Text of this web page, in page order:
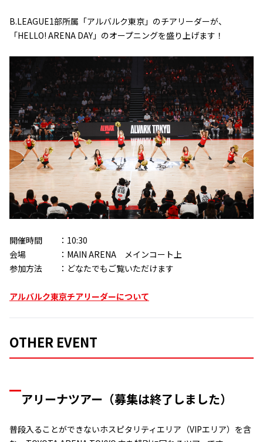
B.LEAGUE1部所属「アルバルク東京」のチアリーダーが、
「HELLO! ARENA DAY」のオープニングを盛り上げます！
開催時間 ：10:30
会場 ：MAIN ARENA メインコート上
参加方法 ：どなたでもご覧いただけます
アルバルク東京チアリーダーについて
OTHER EVENT
アリーナツアー（募集は終了しました）
普段入ることができないホスピタリティエリア（VIPエリア）を含